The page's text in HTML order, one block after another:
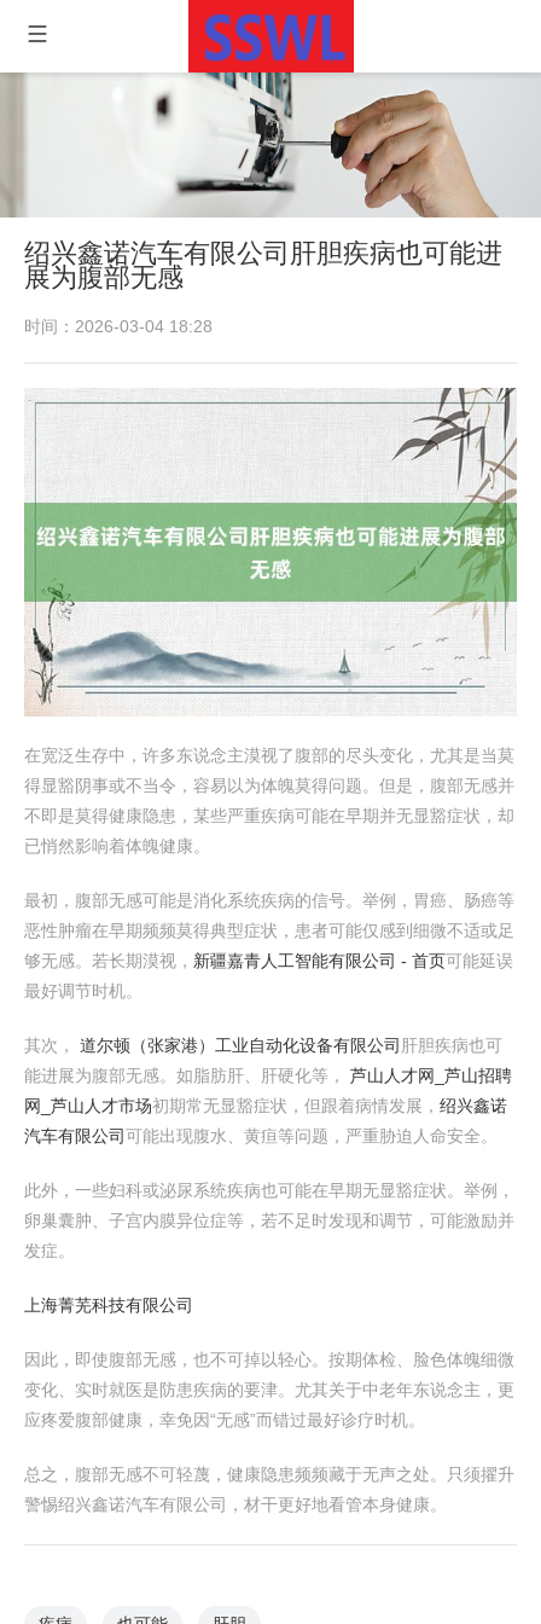
绍兴鑫诺汽车有限公司肝胆疾病也可能进
展为腹部无感
时间：2026-03-04 18:28
在宽泛生存中，许多东说念主漠视了腹部的尽头变化，尤其是当莫
得显豁阴事或不当令，容易以为体魄莫得问题。但是，腹部无感并
不即是莫得健康隐患，某些严重疾病可能在早期并无显豁症状，却
已悄然影响着体魄健康。
最初，腹部无感可能是消化系统疾病的信号。举例，胃癌、肠癌等
恶性肿瘤在早期频频莫得典型症状，患者可能仅感到细微不适或足
够无感。若长期漠视， 新疆嘉青人工智能有限公司 - 首页可能延误
最好调节时机。
其次， 道尔顿（张家港）工业自动化设备有限公司 肝胆疾病也可
能进展为腹部无感。如脂肪肝、肝硬化等， 芦山人才网_芦山招聘
网_芦山人才市场初期常无显豁症状，但跟着病情发展， 绍兴鑫诺
汽车有限公司可能出现腹水、黄疸等问题，严重胁迫人命安全。
此外，一些妇科或泌尿系统疾病也可能在早期无显豁症状。举例，
卵巢囊肿、子宫内膜异位症等，若不足时发现和调节，可能激励并
发症。
上海菁芜科技有限公司
因此，即使腹部无感，也不可掉以轻心。按期体检、脸色体魄细微
变化、实时就医是防患疾病的要津。尤其关于中老年东说念主，更
应疼爱腹部健康，幸免因“无感”而错过最好诊疗时机。
总之，腹部无感不可轻蔑，健康隐患频频藏于无声之处。只须擢升
警惕绍兴鑫诺汽车有限公司，材干更好地看管本身健康。